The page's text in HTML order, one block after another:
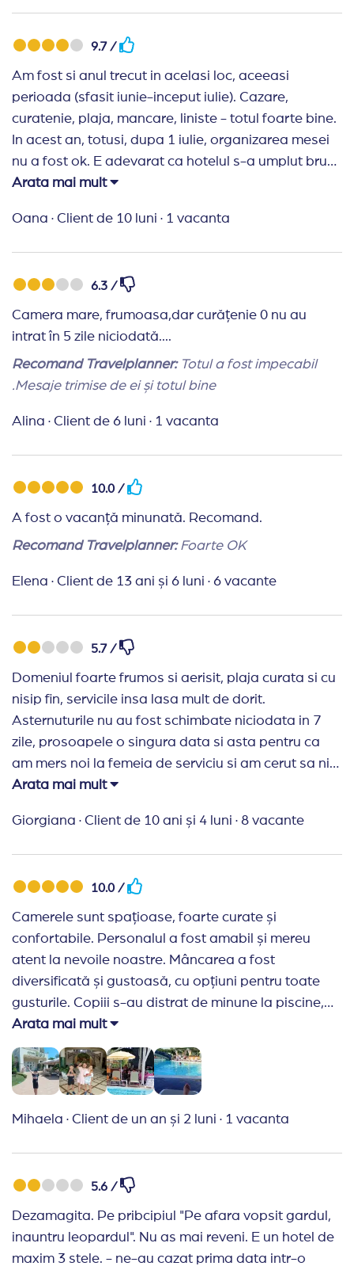
și diversă ( chiar și purceluș de lapte!!!). Nu sunt de
acord cu accesul rândunelelor în incinta
restaurantului unde își făcuseră chiar și cuib, și cam
multe muște. În rest muzică bună, animații în fiecare
zii, seri tematice și invitați care au susținut recitaluri
și au dansat pe ritmuri tradiționale bulgărești. Pe
viitor dorim să revenim. Și mulțumesc agenției
inclusiv mesaj la plecare cu urare de drum bun, plus
9.7 /
Am fost si anul trecut in acelasi loc, aceeasi
perioada (sfasit iunie-inceput iulie). Cazare,
curatenie, plaja, mancare, liniste - totul foarte bine.
In acest an, totusi, dupa 1 iulie, organizarea mesei
nu a fost ok. E adevarat ca hotelul s-a umplut brusc
in 2 zile, dar ei stiau ca asa va fi. Cu toate astea, au
nicio ora, nu gaseai tacamuri, servetele, vasele erau
prajiturile nedorite de nimeni). La anul vom incerca
altceva sau vom schimba perioada.
Recomand Travelplanner:
impresionata de mesajele dinaintea plecarii si ma
bucur ca ati cerut feedback.
Arata mai mult
Oana · Client de 10 luni · 1 vacanta
6.3 /
Camera mare, frumoasa,dar curățenie 0 nu au
intrat în 5 zile niciodată....
Recomand Travelplanner:Totul a fost impecabil
.Mesaje trimise de ei și totul bine
Alina · Client de 6 luni · 1 vacanta
10.0 /
A fost o vacanță minunată. Recomand.
Recomand Travelplanner: Foarte OK
Elena · Client de 13 ani și 6 luni · 6 vacante
5.7 /
Domeniul foarte frumos si aerisit, plaja curata si cu
nisip fin, servicile insa lasa mult de dorit.
Asternuturile nu au fost schimbate niciodata in 7
zile, prosoapele o singura data si asta pentru ca
am mers noi la femeia de serviciu si am cerut sa ni
le schimbe. La masa pierzi 15-20 minute pana
inceputul mesei nu mai este inlocuit (daca servesc
Recomand Travelplanner:
a fost ok.
Arata mai mult
Giorgiana · Client de 10 ani și 4 luni · 8 vacante
10.0 /
Camerele sunt spațioase, foarte curate și
confortabile. Personalul a fost amabil și mereu
atent la nevoile noastre. Mâncarea a fost
diversificată și gustoasă, cu opțiuni pentru toate
gusturile. Copiii s-au distrat de minune la piscine,
tobogane și locurile de joacă, iar noi ne-am putut
relaxa în zona SPA și pe plaja privată. Atmosfera
este liniștită, iar resortul este perfect pentru familiile
cu copii.
Recomand Travelplanner:Totul a fost organizat
că am avut sprijin pe tot parcursul. Hotelul a fost o
curate și spațioase, mâncare foarte bună, piscine și
facilități perfecte pentru copii, iar personalul a fost
Arata mai mult
Mihaela · Client de un an și 2 luni · 1 vacanta
5.6 /
Dezamagita. Pe pribcipiul "Pe afara vopsit gardul,
inauntru leopardul". Nu as mai reveni. E un hotel de
maxim 3 stele. - ne-au cazat prima data intr-o